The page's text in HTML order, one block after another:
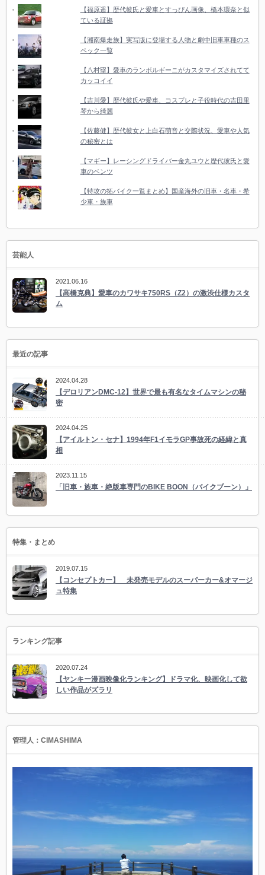
【福原遥】歴代彼氏と愛車とすっぴん画像、橋本環奈と似
ている証拠
【湘南爆走族】実写版に登場する人物と劇中旧車車種のス
ペック一覧
【八村塁】愛車のランボルギーニがカスタマイズされてて
カッコイイ
【吉川愛】歴代彼氏や愛車、コスプレと子役時代の吉田里
琴から綺麗
【佐藤健】歴代彼女と上白石萌音と交際状況、愛車や人気
の秘密とは
【マギー】レーシングドライバー金丸ユウと歴代彼氏と愛
車のベンツ
【特攻の拓バイク一覧まとめ】国産海外の旧車・名車・希
少車・族車
芸能人
2021.06.16
【高橋克典】愛車のカワサキ750RS（Z2）の激渋仕様カスタ
ム
最近の記事
2024.04.28
【デロリアンDMC-12】世界で最も有名なタイムマシンの秘
密
2024.04.25
【アイルトン・セナ】1994年F1イモラGP事故死の経緯と真
相
2023.11.15
「旧車・族車・絶版車専門のBIKE BOON（バイクブーン）」
特集・まとめ
2019.07.15
【コンセプトカー】 未発売モデルのスーパーカー&オマージ
ュ特集
ランキング記事
2020.07.24
【ヤンキー漫画映像化ランキング】ドラマ化、映画化して欲
しい作品がズラリ
管理人：CIMASHIMA